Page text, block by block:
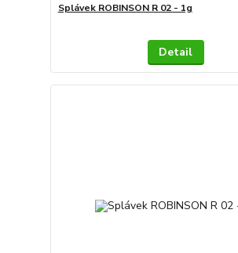
Splávek ROBINSON R 02 - 1g
Detail